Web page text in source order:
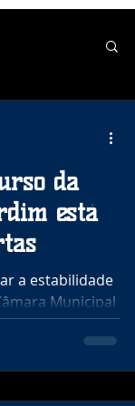
da
está
a estabilidade
Municipal
público para o
e formação
de níveis